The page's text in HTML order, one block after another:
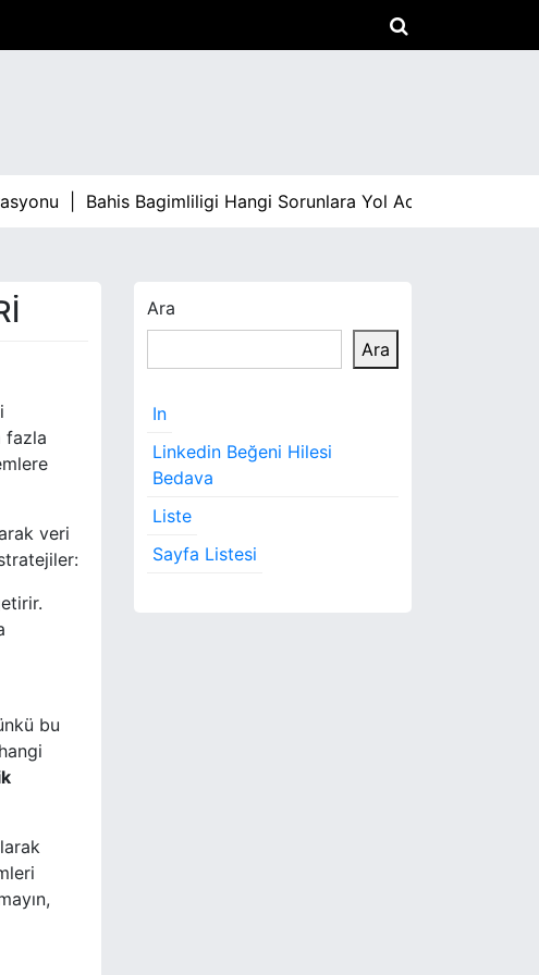
| Bahis Bagimliligi Hangi Sorunlara Yol Acar |
fazla
veri
bu
Ara
Ara
In
Linkedin Beğeni Hilesi
Bedava
Liste
Sayfa Listesi